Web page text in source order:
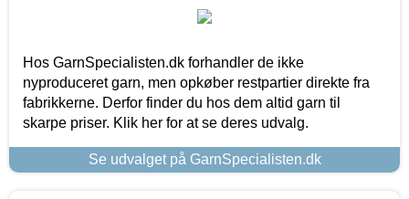
Hos GarnSpecialisten.dk forhandler de ikke
nyproduceret garn, men opkøber restpartier direkte fra
fabrikkerne. Derfor finder du hos dem altid garn til
skarpe priser. Klik her for at se deres udvalg.
Se udvalget på GarnSpecialisten.dk